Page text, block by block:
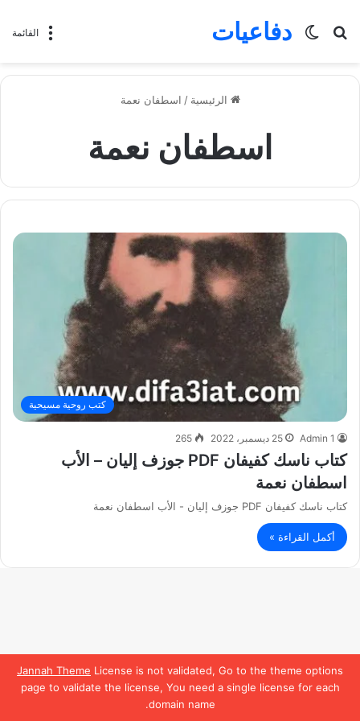
Jannah Theme License is not validated, Go to the theme options
page to validate the license, You need a single license for each
domain name.
القائمة دفاعيات
بحث
الوضع
الرئيسية / اسطفان نعمة
اسطفان نعمة
كتب روحية مسيحية
Admin 1 25 ديسمبر، 2022 265
كتاب ناسك كفيفان PDF جوزف إليان – الأب
اسطفان نعمة
كتاب ناسك كفيفان PDF جوزف إليان - الأب اسطفان نعمة
أكمل القراءة »